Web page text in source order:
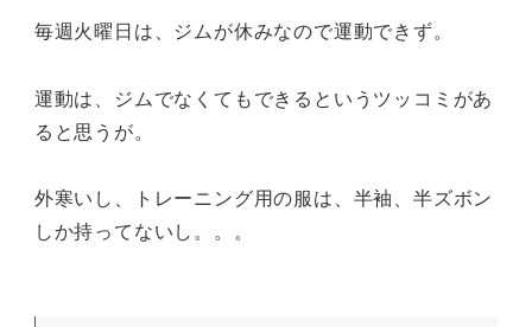
毎週火曜日は、ジムが休みなので運動できず。
運動は、ジムでなくてもできるというツッコミがあ
ると思うが。
外寒いし、トレーニング用の服は、半袖、半ズボン
しか持ってないし。。。